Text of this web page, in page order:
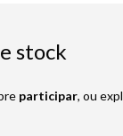
stock
participar, ou